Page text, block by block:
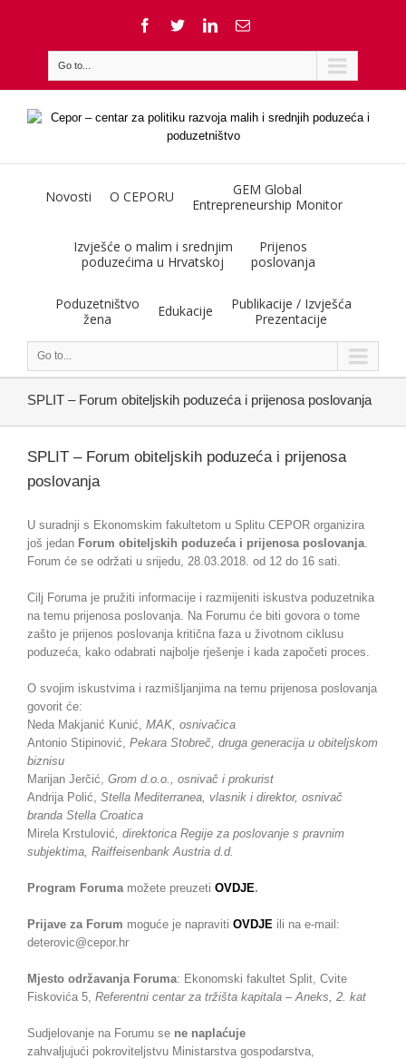
Go to...
Novosti O CEPORU
GEM Global
Entrepreneurship Monitor
Izvješće o malim i srednjim
poduzećima u Hrvatskoj
Prijenos
poslovanja
Poduzetništvo
žena
Edukacije
Publikacije / Izvješća
Prezentacije
Go to...
SPLIT – Forum obiteljskih poduzeća i prijenosa poslovanja
SPLIT – Forum obiteljskih poduzeća i prijenosa
poslovanja
U suradnji s Ekonomskim fakultetom u Splitu CEPOR organizira
još jedan Forum obiteljskih poduzeća i prijenosa poslovanja.
Forum će se održati u srijedu, 28.03.2018. od 12 do 16 sati.
Cilj Foruma je pružiti informacije i razmijeniti iskustva poduzetnika
na temu prijenosa poslovanja. Na Forumu će biti govora o tome
zašto je prijenos poslovanja kritična faza u životnom ciklusu
poduzeća, kako odabrati najbolje rješenje i kada započeti proces.
O svojim iskustvima i razmišljanjima na temu prijenosa poslovanja
govorit će:
Neda Makjanić Kunić, MAK, osnivačica
Antonio Stipinović, Pekara Stobreč, druga generacija u obiteljskom
biznisu
Marijan Jerčić, Grom d.o.o., osnivač i prokurist
Andrija Polić, Stella Mediterranea, vlasnik i direktor, osnivač
branda Stella Croatica
Mirela Krstulović, direktorica Regije za poslovanje s pravnim
subjektima, Raiffeisenbank Austria d.d.
Program Foruma možete preuzeti OVDJE.
Prijave za Forum moguće je napraviti OVDJE ili na e-mail:
deterovic@cepor.hr
Mjesto održavanja Foruma: Ekonomski fakultet Split, Cvite
Fiskovića 5, Referentni centar za tržišta kapitala – Aneks, 2. kat
Sudjelovanje na Forumu se ne naplaćuje
zahvaljujući pokroviteljstvu Ministarstva gospodarstva,